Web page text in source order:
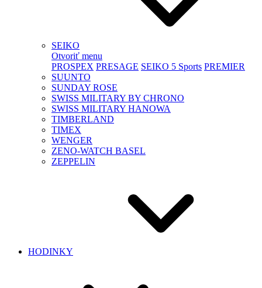
SEIKO
Otvoriť menu
PROSPEX PRESAGE SEIKO 5 Sports PREMIER
SUUNTO
SUNDAY ROSE
SWISS MILITARY BY CHRONO
SWISS MILITARY HANOWA
TIMBERLAND
TIMEX
WENGER
ZENO-WATCH BASEL
ZEPPELIN
HODINKY